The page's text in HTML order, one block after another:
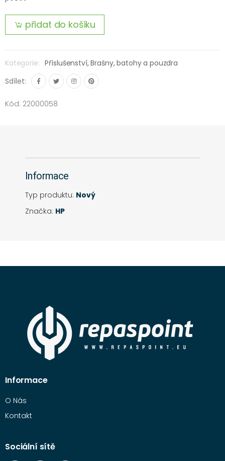
přidat do košíku
Kategorie: Příslušenství,Brašny, batohy a pouzdra
Sdílet:
Kód: 22000058
Informace
Typ produktu: Nový
Značka: HP
Informace
O Nás
Kontakt
Sociální sítě